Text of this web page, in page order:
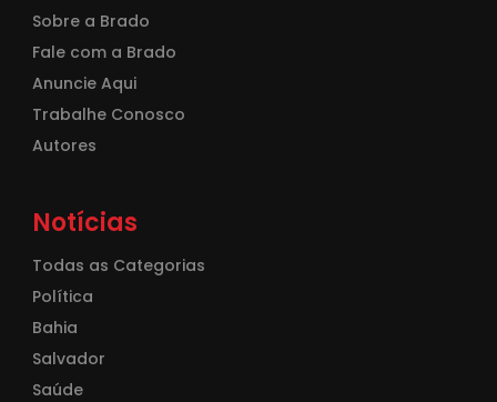
Sobre a Brado
Fale com a Brado
Anuncie Aqui
Trabalhe Conosco
Autores
Notícias
Todas as Categorias
Política
Bahia
Salvador
Saúde